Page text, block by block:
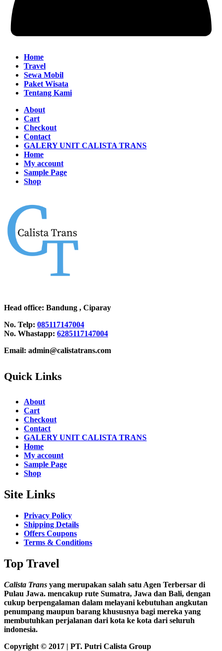
Home
Travel
Sewa Mobil
Paket Wisata
Tentang Kami
About
Cart
Checkout
Contact
GALERY UNIT CALISTA TRANS
Home
My account
Sample Page
Shop
Head office: Bandung , Ciparay
No. Telp: 085117147004
No. Whastapp: 6285117147004
Email: admin@calistatrans.com
Quick Links
About
Cart
Checkout
Contact
GALERY UNIT CALISTA TRANS
Home
My account
Sample Page
Shop
Site Links
Privacy Policy
Shipping Details
Offers Coupons
Terms & Conditions
Top Travel
Calista Trans yang merupakan salah satu Agen Terbersar di
Pulau Jawa. mencakup rute Sumatra, Jawa dan Bali, dengan
cukup berpengalaman dalam melayani kebutuhan angkutan
penumpang maupun barang khususnya bagi mereka yang
membutuhkan perjalanan dari kota ke kota dari seluruh
indonesia.
Copyright © 2017 | PT. Putri Calista Group